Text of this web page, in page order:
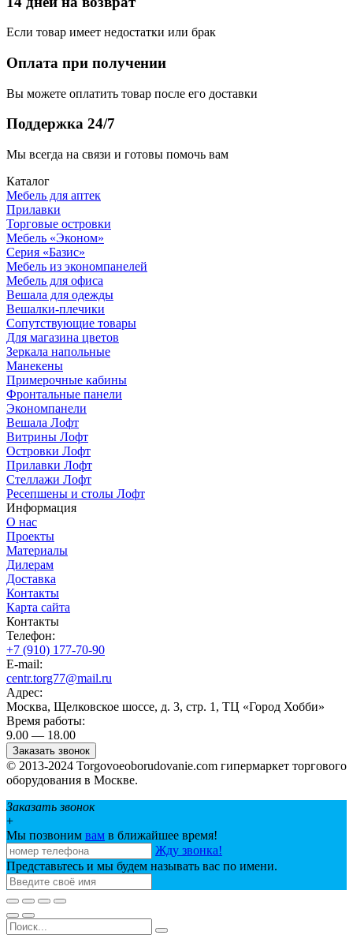
Если товар имеет недостатки или брак
Оплата при получении
Вы можете оплатить товар после его доставки
Поддержка 24/7
Мы всегда на связи и готовы помочь вам
Каталог
Мебель для аптек
Прилавки
Торговые островки
Мебель «Эконом»
Серия «Базис»
Мебель из экономпанелей
Мебель для офиса
Вешала для одежды
Вешалки-плечики
Сопутствующие товары
Для магазина цветов
Зеркала напольные
Манекены
Примерочные кабины
Фронтальные панели
Экономпанели
Вешала Лофт
Витрины Лофт
Островки Лофт
Прилавки Лофт
Стеллажи Лофт
Ресепшены и столы Лофт
Информация
О нас
Проекты
Материалы
Дилерам
Доставка
Контакты
Карта сайта
Контакты
Телефон:
+7 (910) 177-70-90
E-mail:
centr.torg77@mail.ru
Адрес:
Москва, Щелковское шоссе, д. 3, стр. 1, ТЦ «Город Хобби»
Время работы:
9.00 — 18.00
Заказать звонок
© 2013-2024 Torgovoeoborudovanie.com гипермаркет торгового
оборудования в Москве.
Заказать звонок
+
Мы позвоним вам в ближайшее время!
Жду звонка!
Представьтесь и мы будем называть вас по имени.